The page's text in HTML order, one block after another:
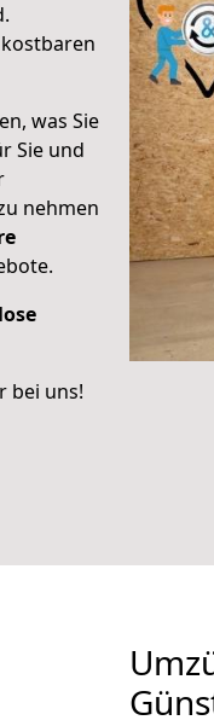
was Sie
Sie und
nehmen
bei uns!